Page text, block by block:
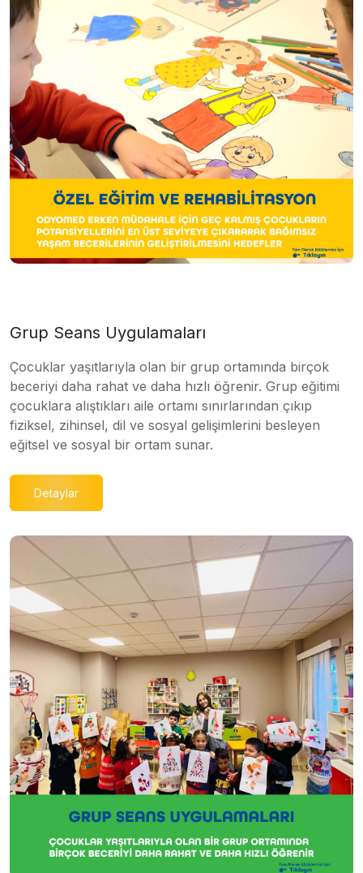
Grup Seans Uygulamaları
Çocuklar yaşıtlarıyla olan bir grup ortamında birçok
beceriyi daha rahat ve daha hızlı öğrenir. Grup eğitimi
çocuklara alıştıkları aile ortamı sınırlarından çıkıp
fiziksel, zihinsel, dil ve sosyal gelişimlerini besleyen
eğitsel ve sosyal bir ortam sunar.
Detaylar